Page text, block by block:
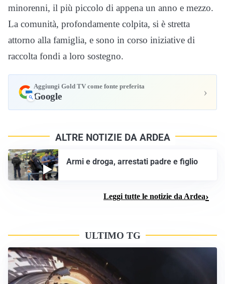
minorenni, il più piccolo di appena un anno e mezzo.
La comunità, profondamente colpita, si è stretta
attorno alla famiglia, e sono in corso iniziative di
raccolta fondi a loro sostegno.
Aggiungi Gold TV come fonte preferita
Google ›
ALTRE NOTIZIE DA ARDEA
Armi e droga, arrestati padre e figlio
Leggi tutte le notizie da Ardea
ULTIMO TG